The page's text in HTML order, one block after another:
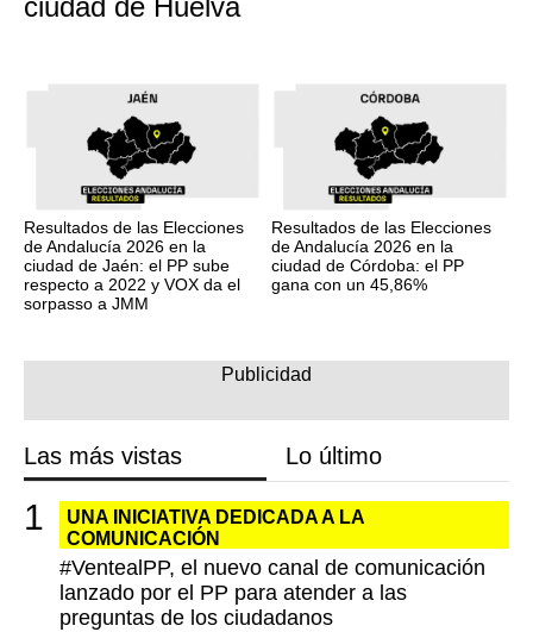
Resultados de las Elecciones
de Andalucía 2026 en la
ciudad de Jaén: el PP sube
respecto a 2022 y VOX da el
sorpasso a JMM
Resultados de las Elecciones
de Andalucía 2026 en la
ciudad de Córdoba: el PP
gana con un 45,86%
Las más vistas Lo último
UNA INICIATIVA DEDICADA A LA
COMUNICACIÓN
#VentealPP, el nuevo canal de comunicación
lanzado por el PP para atender a las
preguntas de los ciudadanos